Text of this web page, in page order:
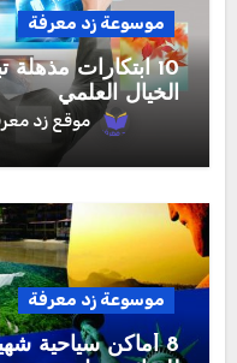
موسوعة زد معرفة
10 ابتكارات
الخيال العلمي
موقع زد
موسوعة زد معرفة
8 أماكن سياحية